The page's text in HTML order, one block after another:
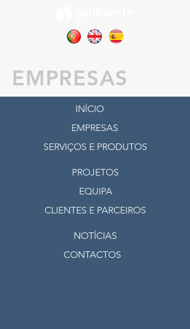
EMPRESAS
INÍCIO
EMPRESAS
SERVIÇOS E PRODUTOS
PROJETOS
EQUIPA
CLIENTES E PARCEIROS
NOTÍCIAS
CONTACTOS